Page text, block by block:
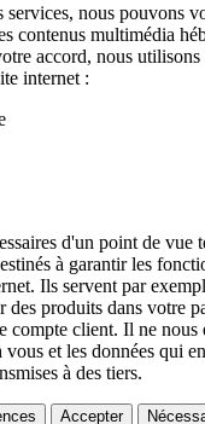
services, nous pouvons
contenus multimédia
accord, nous utilisons
internet :
d'un point de vue
à garantir les
Ils servent par
des produits dans votre
compte client. Il ne nous
et les données qui
à des tiers.
Accepter